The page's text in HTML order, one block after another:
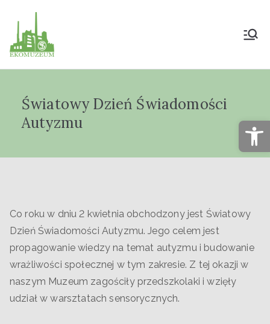
Muzeum Przyrody
"Ekomuzeum" im.
Światowy Dzień Świadomości
Autyzmu
Co roku w dniu 2 kwietnia obchodzony jest Światowy
Dzień Świadomości Autyzmu. Jego celem jest
propagowanie wiedzy na temat autyzmu i budowanie
wrażliwości społecznej w tym zakresie. Z tej okazji w
naszym Muzeum zagościły przedszkolaki i wzięły
udział w warsztatach sensorycznych.